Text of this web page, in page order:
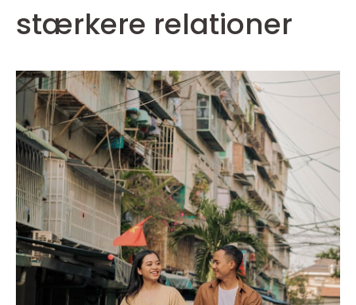
stærkere relationer